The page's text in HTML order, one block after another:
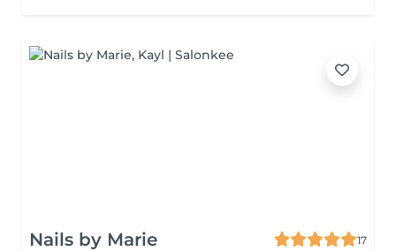
Nails by Marie
17